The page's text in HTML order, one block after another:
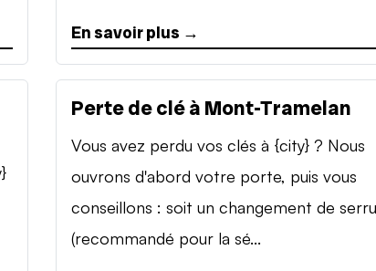
En savoir plus →
Perte de clé à Mont-Tramelan
Vous avez perdu vos clés à {city} ? Nous
ouvrons d'abord votre porte, puis vous
conseillons : soit un changement de
(recommandé pour la sé...